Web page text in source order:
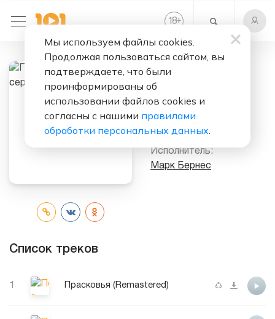
18+
Слушать бесплатно
Песни
сердца
Исполнитель:
Марк Бернес
Список треков
1 Прасковья (Remastered)
Мы используем файлы cookies.
Продолжая пользоваться сайтом, вы
подтверждаете, что были
проинформированы об
использовании файлов cookies и
согласны с нашими правилами
обработки персональных данных.